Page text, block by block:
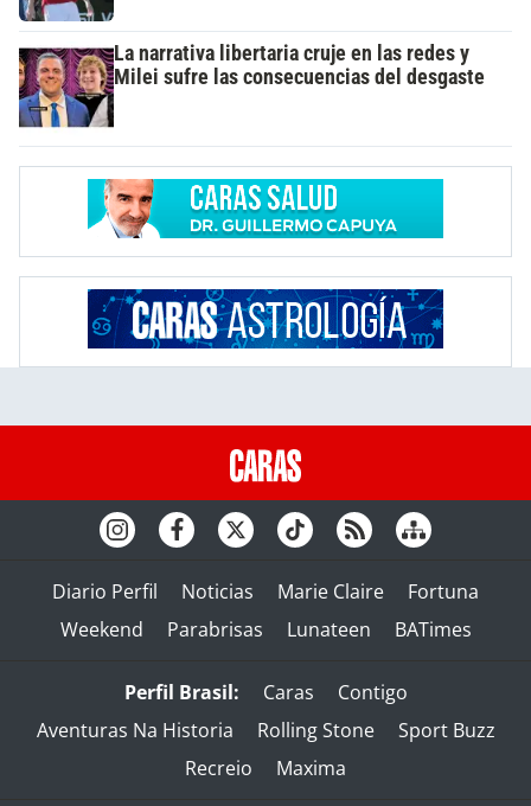
La narrativa libertaria cruje en las redes y
Milei sufre las consecuencias del desgaste
Diario Perfil Noticias Marie Claire
Fortuna
Weekend
Parabrisas Lunateen BATimes
Perfil Brasil: Caras
Contigo
Aventuras Na Historia
Rolling Stone
Sport Buzz
Recreio
Maxima